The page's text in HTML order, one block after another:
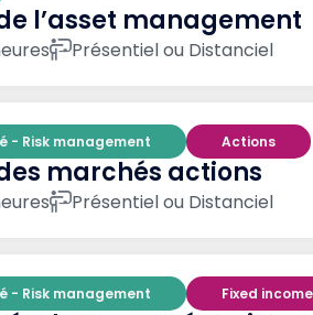
l’asset management
Présentiel ou Distanciel
- Risk management Actions
marchés actions
Présentiel ou Distanciel
- Risk management Fixed